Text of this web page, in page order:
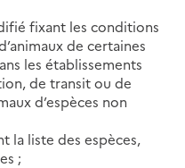
fixant les conditions
de certaines
les établissements
de transit ou de
d’espèces non
la liste des espèces,
;